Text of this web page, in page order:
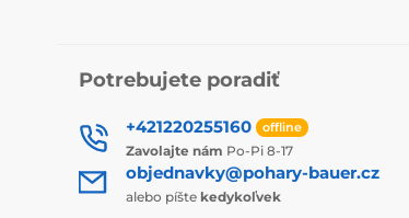
Potrebujete poradiť
+421220255160 offline
Zavolajte nám Po-Pi 8-17
objednavky@pohary-bauer.cz
alebo píšte kedykoľvek